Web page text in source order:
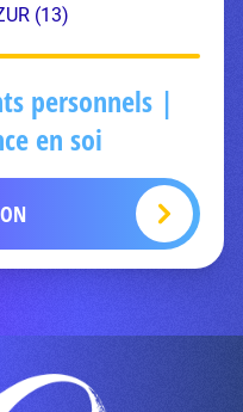
(13)
personnels |
en soi